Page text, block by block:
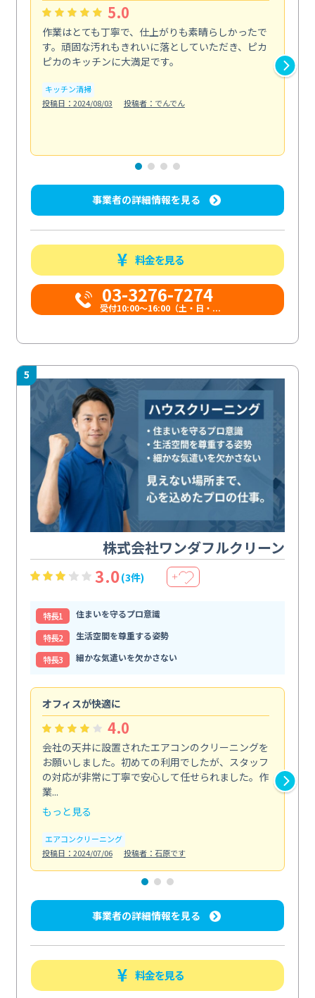
5.0
作業はとても丁寧で、仕上がりも素晴らしかったで
す。頑固な汚れもきれいに落としていただき、ピカ
ピカのキッチンに大満足です。
キッチン清掃
投稿日：2024/08/03
投稿者：でんでん
事業者の詳細情報を見る
料金を見る
03-3276-7274
受付10:00〜16:00（土・日・...
5
株式会社ワンダフルクリーン
3.0(3件) ＋
特⻑1
住まいを守るプロ意識
特⻑2
生活空間を尊重する姿勢
特⻑3
細かな気遣いを欠かさない
オフィスが快適に
4.0
会社の天井に設置されたエアコンのクリーニングを
お願いしました。初めての利用でしたが、スタッフ
の対応が非常に丁寧で安心して任せられました。作
業...
もっと見る
エアコンクリーニング
投稿日：2024/07/06
投稿者：石原です
事業者の詳細情報を見る
料金を見る